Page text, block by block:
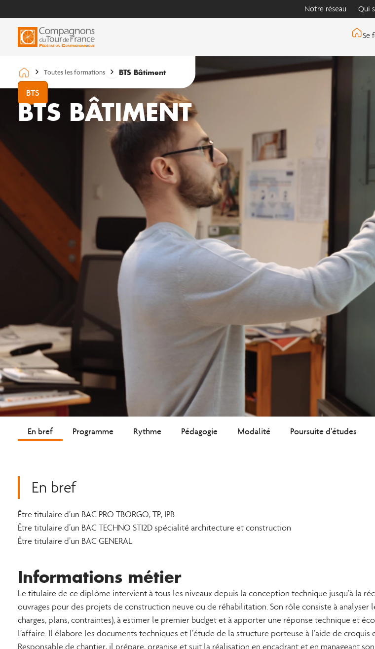
Notre réseau Qui
Se
Toutes les formations BTS Bâtiment
BTS
BTS BÂTIMENT
En bref Programme Rythme Pédagogie Modalité Poursuite d'études
En bref
Être titulaire d’un BAC PRO TBORGO, TP, IPB
Être titulaire d’un BAC TECHNO STI2D spécialité architecture et construction
Être titulaire d’un BAC GENERAL
Informations métier
Le titulaire de ce diplôme intervient à tous les niveaux depuis la conception technique jusqu’à la
ouvrages pour des projets de construction neuve ou de réhabilitation. Son rôle consiste à analyser
charges, plans, contraintes), à estimer le premier budget et à apporter une réponse technique et
l’affaire. Il élabore les documents techniques et l’étude de la structure porteuse à l’aide de croquis
Responsable de chantier, il prépare, organise et suit la réalisation en encadrant et en manageant